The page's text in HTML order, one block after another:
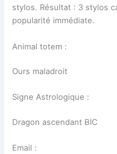
stylos. Résultat : 3 stylos
popularité immédiate.
Animal totem :
Ours maladroit
Signe Astrologique :
Dragon ascendant BIC
Email :